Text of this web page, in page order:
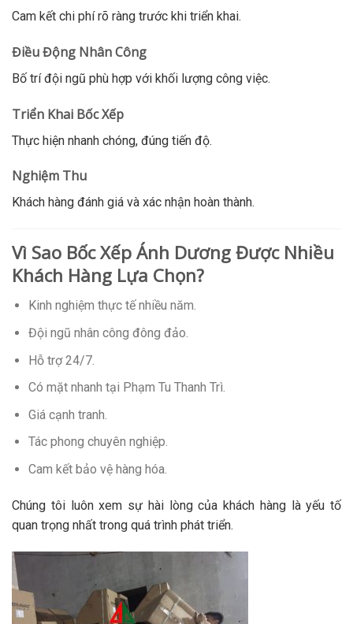
Cam kết chi phí rõ ràng trước khi triển khai.
Điều Động Nhân Công
Bố trí đội ngũ phù hợp với khối lượng công việc.
Triển Khai Bốc Xếp
Thực hiện nhanh chóng, đúng tiến độ.
Nghiệm Thu
Khách hàng đánh giá và xác nhận hoàn thành.
Vì Sao Bốc Xếp Ánh Dương Được Nhiều
Khách Hàng Lựa Chọn?
Kinh nghiệm thực tế nhiều năm.
Đội ngũ nhân công đông đảo.
Hỗ trợ 24/7.
Có mặt nhanh tại Phạm Tu Thanh Trì.
Giá cạnh tranh.
Tác phong chuyên nghiệp.
Cam kết bảo vệ hàng hóa.
Chúng tôi luôn xem sự hài lòng của khách hàng là yếu tố
quan trọng nhất trong quá trình phát triển.